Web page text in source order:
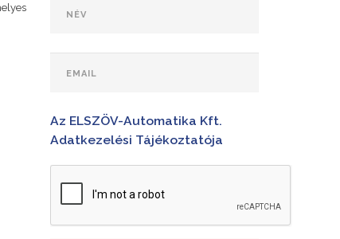
Az ELSZÖV-Automatika Kft.
Adatkezelési Tájékoztatója